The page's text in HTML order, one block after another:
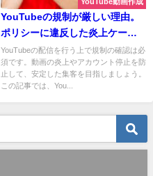
YouTube動画作成
YouTubeの規制が厳しい理由。
ポリシーに違反した炎上ケース
を紹介
YouTubeの配信を行う上で規制の確認は必
須です。動画の炎上やアカウント停止を防
止して、安定した集客を目指しましょう。
この記事では、You...